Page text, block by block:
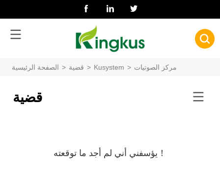
الصفحة الرئيسية > قضية > Kusystem > مركز الصوتيات
قضية
يؤسفني أني لم أجد ما توقعته！